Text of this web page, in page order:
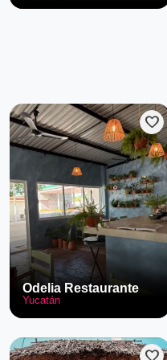
favorite
Odelia Restaurante
Yucatán